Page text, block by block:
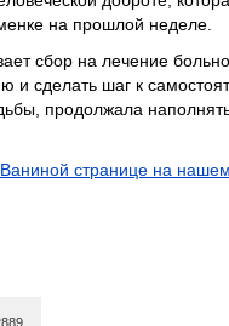
на прошлой неделе.
сбор на лечение
и сделать шаг к
продолжала
странице на